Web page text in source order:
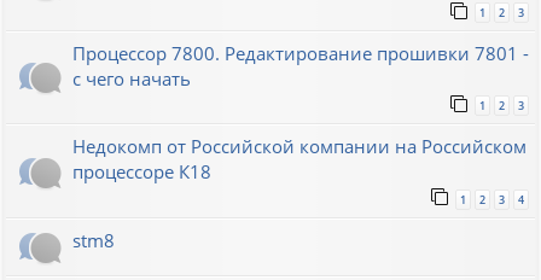
1 2 3
Процессор 7800. Редактирование прошивки 7801 -
с чего начать
1 2 3
Недокомп от Российской компании на Российском
процессоре К18
1 2 3 4
stm8